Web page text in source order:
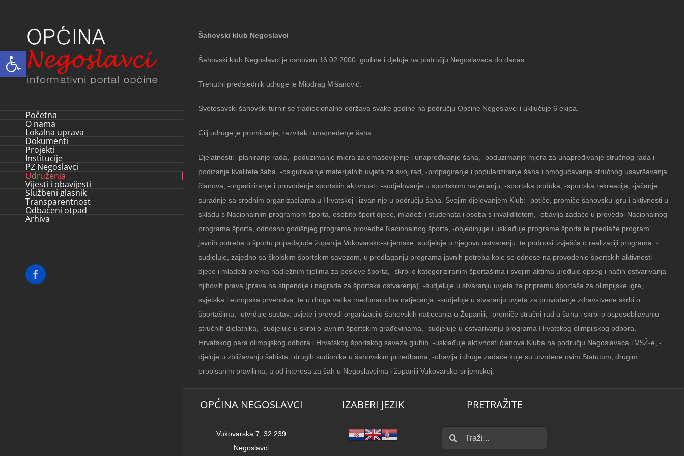
Open toolbar
Početna
O nama
Lokalna uprava
Dokumenti
Projekti
Institucije
PZ Negoslavci
Udruženja
Vijesti i obavijesti
Službeni glasnik
Transparentnost
Odbačeni otpad
Arhiva
Facebook
Šahovski klub Negoslavci
Šahovski klub Negoslavci je osnovan 16.02.2000. godine i djeluje na području Negoslavaca do danas.
Trenutni predsjednik udruge je Miodrag Mišanović.
Svetosavski šahovski turnir se tradiocionalno održava svake godine na području Općine Negoslavci i uključuje 6 ekipa.
Cilj udruge je promicanje, razvitak i unapređenje šaha.
Djelatnosti: -planiranje rada, -poduzimanje mjera za omasovljenje i unapređivanje šaha, -poduzimanje mjera za unapređivanje stručnog rada i
podizanje kvalitete šaha, -osiguravanje materijalnih uvjeta za svoj rad, -propagiranje i populariziranje šaha i omogućavanje stručnog usavršavanja
članova, -organiziranje i provođenje sportskih aktivnosti, -sudjelovanje u sportskom natjecanju, -sportska poduka, -sportska rekreacija, -jačanje
suradnje sa srodnim organizacijama u Hrvatskoj i izvan nje u području šaha. Svojim djelovanjem Klub: -potiče, promiče šahovsku igru i aktivnosti u
skladu s Nacionalnim programom športa, osobito šport djece, mladeži i studenata i osoba s invaliditetom, -obavlja zadaće u provedbi Nacionalnog
programa športa, odnosno godišnjeg programa provedbe Nacionalnog športa, -objedinjuje i usklađuje programe športa te predlaže program
javnih potreba u športu pripadajuće županije Vukovarsko-srijemske, sudjeluje u njegovu ostvarenju, te podnosi izvješća o realizaciji programa, -
sudjeluje, zajedno sa školskim športskim savezom, u predlaganju programa javnih potreba koje se odnose na provođenje športskih aktivnosti
djece i mladeži prema nadležnim tijelima za poslove športa, -skrbi o kategoriziranim športašima i svojim aktima uređuje opseg i način ostvarivanja
njihovih prava (prava na stipendije i nagrade za športska ostvarenja), -sudjeluje u stvaranju uvjeta za pripremu športaša za olimpijske igre,
svjetska i europska prvenstva, te u druga velika međunarodna natjecanja, -sudjeluje u stvaranju uvjeta za provođenje zdravstvene skrbi o
športašima, -utvrđuje sustav, uvjete i provodi organizaciju šahovskih natjecanja u Županiji, -promiče stručni rad u šahu i skrbi o osposobljavanju
stručnih djelatnika, -sudjeluje u skrbi o javnim športskim građevinama, -sudjeluje u ostvarivanju programa Hrvatskog olimpijskog odbora,
Hrvatskog para olimpijskog odbora i Hrvatskog športskog saveza gluhih, -usklađuje aktivnosti članova Kluba na području Negoslavaca i VSŽ-e, -
djeluje u zbližavanju šahista i drugih sudionika u šahovskim priredbama, -obavlja i druge zadaće koje su utvrđene ovim Statutom, drugim
propisanim pravilima, a od interesa za šah u Negoslavcima i županiji Vukovarsko-srijemskoj.
OPĆINA NEGOSLAVCI
Vukovarska 7, 32 239
Negoslavci
IZABERI JEZIK PRETRAŽITE
Traži...